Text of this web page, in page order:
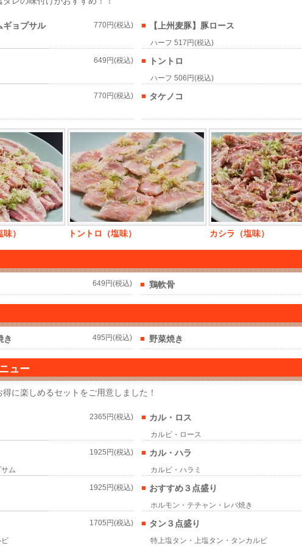
ギョプサル 770円(税込) ■ 【上州麦豚】豚ロース
ハーフ 517円(税込)
649円(税込) ■ トントロ
ハーフ 506円(税込)
770円(税込) ■ タケノコ
） トントロ（塩味） カシラ（塩味）
649円(税込) ■ 鶏軟骨
き 495円(税込) ■ 野菜焼き
ュー
に楽しめるセットをご用意しました！
2365円(税込) ■ カル・ロス
カルビ・ロース
1925円(税込) ■ カル・ハラ
ム カルビ・ハラミ
1925円(税込) ■ おすすめ３点盛り
ホルモン・テチャン・レバ焼き
1705円(税込) ■ タン３点盛り
特上塩タン・上塩タン・タンカルビ